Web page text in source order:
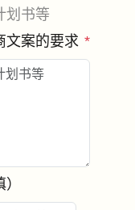
划书等
文案的要求 *